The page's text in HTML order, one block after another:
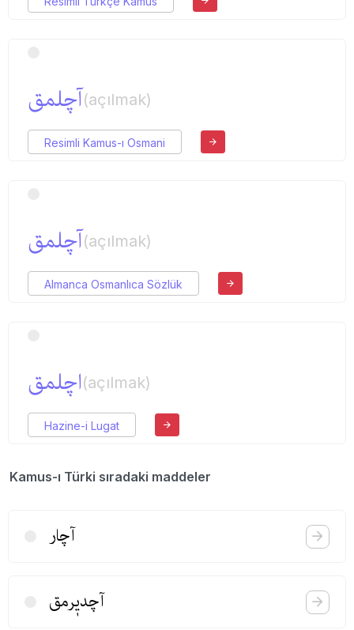
آچلمق(açılmak)
Resimli Kamus-ı Osmani
آچلمق(açılmak)
Almanca Osmanlıca Sözlük
اچلمق(açılmak)
Hazine-i Lugat
Kamus-ı Türki sıradaki maddeler
آچار
آچدیٖرمق